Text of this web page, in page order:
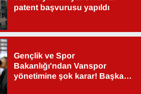
patent başvurusu yapıldı
Gençlik ve Spor
Bakanlığı'ndan Vanspor
yönetimine şok karar! Başkan